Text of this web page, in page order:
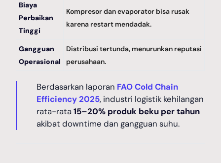
Biaya
Perbaikan
Tinggi
Kompresor dan evaporator bisa rusak
karena restart mendadak.
Gangguan
Operasional
Distribusi tertunda, menurunkan reputasi
perusahaan.
Berdasarkan laporan FAO Cold Chain
Efficiency 2025, industri logistik kehilangan
rata-rata15–20% produk beku per tahun
akibat downtime dan gangguan suhu.